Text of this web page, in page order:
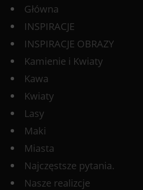
Główna
INSPIRACJE
INSPIRACJE OBRAZY
Kamienie i Kwiaty
Kawa
Kwiaty
Lasy
Maki
Miasta
Najczęstsze pytania.
Nasze realizcje